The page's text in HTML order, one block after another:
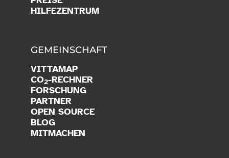
HILFEZENTRUM
GEMEINSCHAFT
VITTAMAP
CO2-RECHNER
FORSCHUNG
PARTNER
OPEN SOURCE
BLOG
MITMACHEN